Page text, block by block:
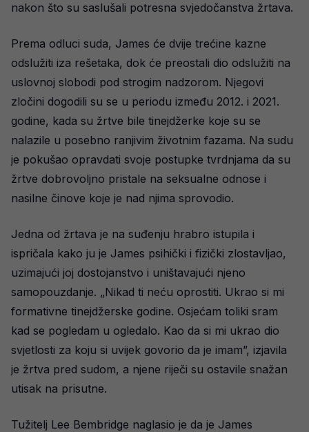
nakon što su saslušali potresna svjedočanstva žrtava.
Prema odluci suda, James će dvije trećine kazne
odslužiti iza rešetaka, dok će preostali dio odslužiti na
uslovnoj slobodi pod strogim nadzorom. Njegovi
zločini dogodili su se u periodu između 2012. i 2021.
godine, kada su žrtve bile tinejdžerke koje su se
nalazile u posebno ranjivim životnim fazama. Na sudu
je pokušao opravdati svoje postupke tvrdnjama da su
žrtve dobrovoljno pristale na seksualne odnose i
nasilne činove koje je nad njima sprovodio.
Jedna od žrtava je na suđenju hrabro istupila i
ispričala kako ju je James psihički i fizički zlostavljao,
uzimajući joj dostojanstvo i uništavajući njeno
samopouzdanje. „Nikad ti neću oprostiti. Ukrao si mi
formativne tinejdžerske godine. Osjećam toliki sram
kad se pogledam u ogledalo. Kao da si mi ukrao dio
svjetlosti za koju si uvijek govorio da je imam”, izjavila
je žrtva pred sudom, a njene riječi su ostavile snažan
utisak na prisutne.
Tužitelj Lee Bembridge naglasio je da je James